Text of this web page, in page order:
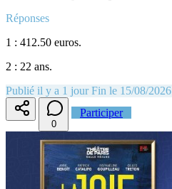
Réponses
1 : 412.50 euros.
2 : 22 ans.
Publié il y a 1 jour Fin le 15/08/2026
0
Participer